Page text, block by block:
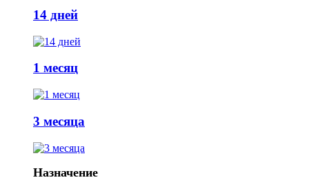
14 дней
1 месяц
3 месяца
Назначение